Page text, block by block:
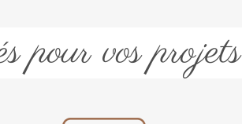
pour vos projets